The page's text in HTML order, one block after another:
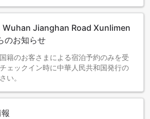
Jianghan Road Xunlimen
のお知らせ
籍のお客さまによる宿泊予約のみを受
ェックイン時に中華人民共和国発行の
い。